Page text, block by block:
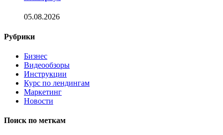
05.08.2026
Рубрики
Бизнес
Видеообзоры
Инструкции
Курс по лендингам
Маркетинг
Новости
Поиск по меткам